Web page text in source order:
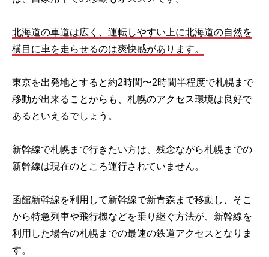
北海道の車道は広く、運転しやすい上に北海道の自然を
横目に車を走らせるのは爽快感があります。
東京を出発地とすると約2時間〜2時間半程度で札幌まで
移動が出来ることからも、札幌のアクセス環境は良好で
あるといえるでしょう。
新幹線で札幌まで行きたい方は、残念ながら札幌までの
新幹線は現在のところ運行されていません。
函館新幹線を利用して新幹線で新青森まで移動し、そこ
から特急列車や飛行機などを乗り継ぐ方法が、新幹線を
利用した場合の札幌までの最速の鉄道アクセスとなりま
す。